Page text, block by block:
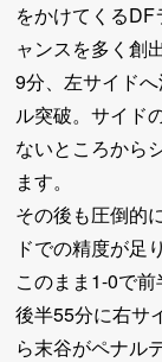
をかけてくる
ャンスを多く創
9分、左サイド
ル突破。サイド
ないところから
ます。
その後も圧倒的
ドでの精度が足
このまま1-0で前
後半55分に右サ
ら末谷がペナル